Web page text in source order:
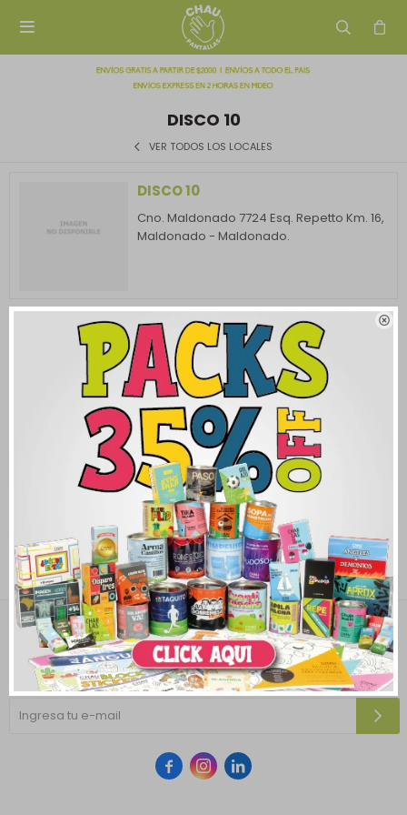


DISCO 10
VER TODOS LOS LOCALES
DISCO 10
Cno. Maldonado 7724 Esq. Repetto Km. 16,
Maldonado - Maldonado.
Newsletter
¡Suscribite y recibí todas nuestras novedades!
  